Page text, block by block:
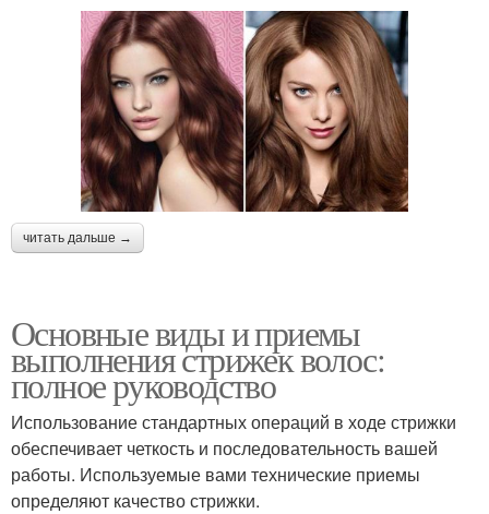
читать дальше →
Основные виды и приемы
выполнения стрижек волос:
полное руководство
Использование стандартных операций в ходе стрижки
обеспечивает четкость и последовательность вашей
работы. Используемые вами технические приемы
определяют качество стрижки.